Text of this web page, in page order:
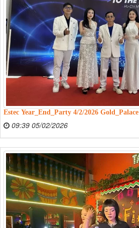
Estec Year_End_Party 4/2/2026 Gold_Palace
09:39 05/02/2026